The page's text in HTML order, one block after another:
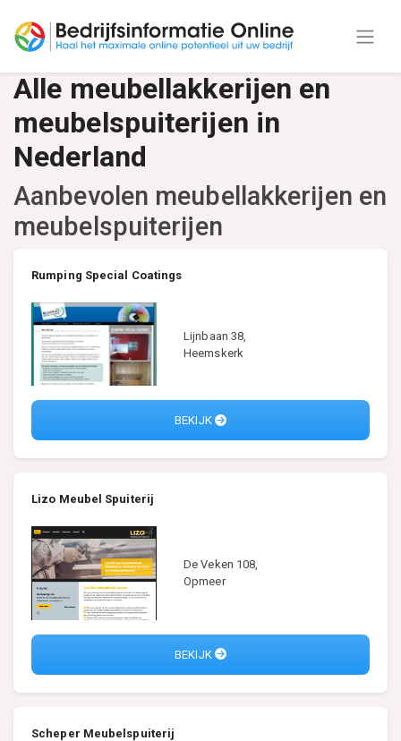
Alle meubellakkerijen en
meubelspuiterijen in
Nederland
Aanbevolen meubellakkerijen en
meubelspuiterijen
Rumping Special Coatings
Lijnbaan 38,
Heemskerk
BEKIJK
Lizo Meubel Spuiterij
De Veken 108,
Opmeer
BEKIJK
Scheper Meubelspuiterij